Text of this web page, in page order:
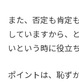
また、否定も肯定
していますから、
いという時に役立ち
ポイントは、恥ず